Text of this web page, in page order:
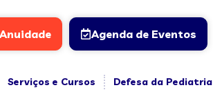
Agenda de Eventos
Serviços e Cursos
Defesa da Pediatria